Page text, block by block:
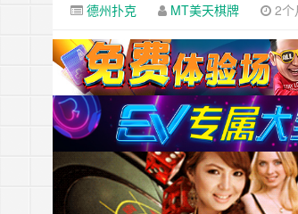
德州扑克 MT美天棋牌 2个